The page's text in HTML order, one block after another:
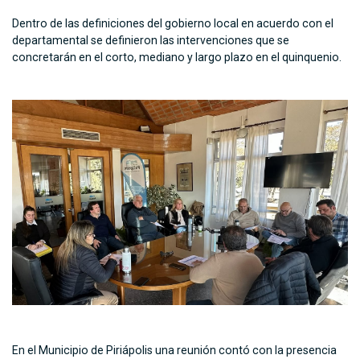
Dentro de las definiciones del gobierno local en acuerdo con el
departamental se definieron las intervenciones que se
concretarán en el corto, mediano y largo plazo en el quinquenio.
En el Municipio de Piriápolis una reunión contó con la presencia